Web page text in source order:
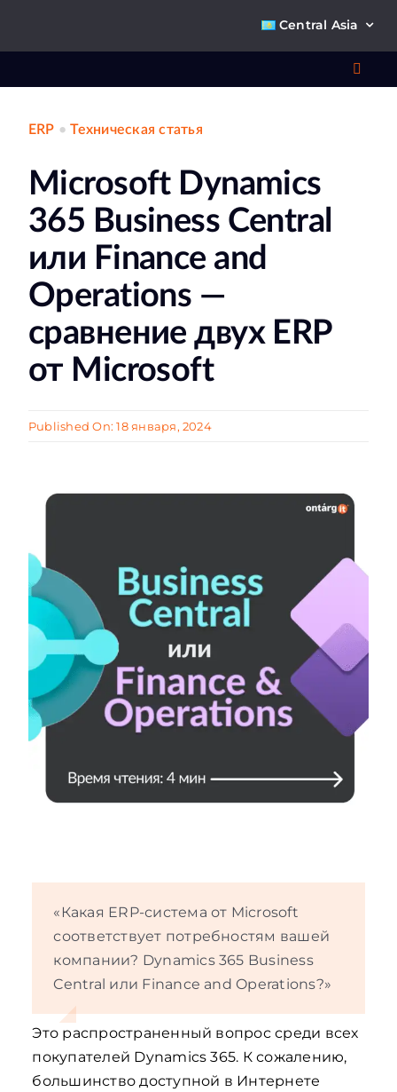
Central Asia
ERP •Техническая статья
Microsoft Dynamics
365 Business Central
или Finance and
Operations —
сравнение двух ERP
от Microsoft
Published On: 18 января, 2024
«Какая ERP-система от Microsoft
соответствует потребностям вашей
компании? Dynamics 365 Business
Central или Finance and Operations?»
Это распространенный вопрос среди всех
покупателей Dynamics 365. К сожалению,
большинство доступной в Интернете